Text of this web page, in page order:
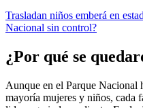
Trasladan niños emberá en
Nacional sin control?
¿Por qué se
Aunque en el Parque Nacional
mayoría mujeres y niños, cada